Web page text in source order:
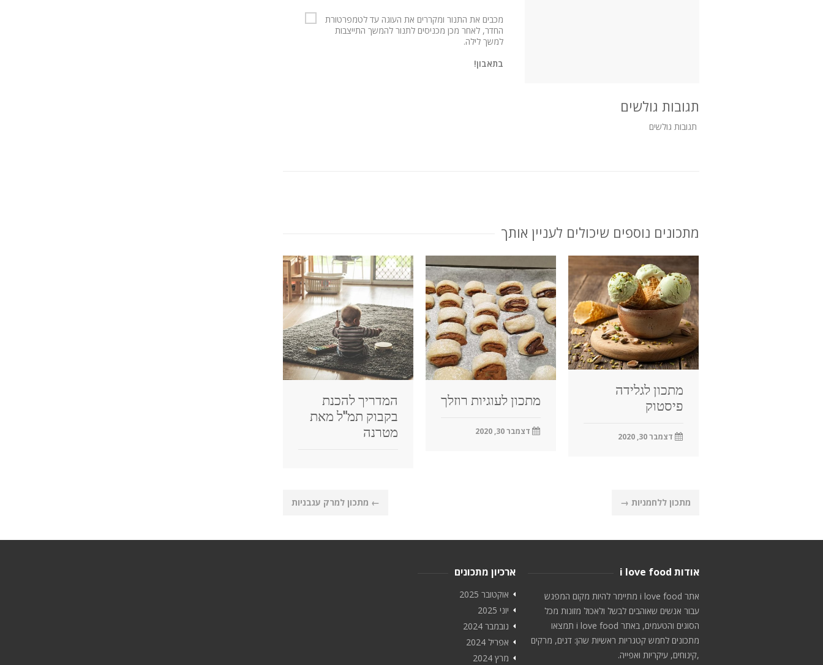
מכבים את התנור ומקררים את העוגה עד לטמפרטורת
החדר, לאחר מכן מכניסים לתנור להמשך התייצבות
למשך לילה.
בתאבון!
תגובות גולשים
תגובות גולשים
מתכונים נוספים שיכולים לעניין אותך
המדריך להכנת
בקבוק תמ"ל מאת
מטרנה
מתכון לעוגיות רוזלך
דצמבר 30, 2020
מתכון לגלידה
פיסטוק
דצמבר 30, 2020
Post
← מתכון למרק עגבניות מתכון ללחמניות →
אודות i love food
אתר i love food מתיימר להיות מקום המפגש
עבור אנשים שאוהבים לבשל ולאכול מזונות מכל
הסוגים והטעמים, באתר i love food תמצאו
מתכונים לחמש קטגריות ראשיות שהן: דגים, מרקים
,קינוחים, עיקריות ואפייה.
ארכיון מתכונים
אוקטובר 2025
יוני 2025
נובמבר 2024
אפריל 2024
מרץ 2024